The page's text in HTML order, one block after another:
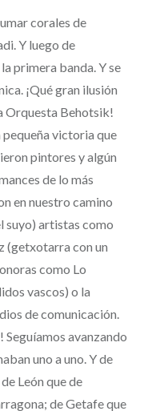
corales de
Y luego de
primera banda. Y se
¡Qué gran ilusión
Orquesta Behotsik!
pequeña victoria que
pintores y algún
de lo más
en nuestro camino
suyo) artistas como
(getxotarra con un
como Lo
vascos) o la
de comunicación.
avanzando
uno a uno. Y de
León que de
de Getafe que